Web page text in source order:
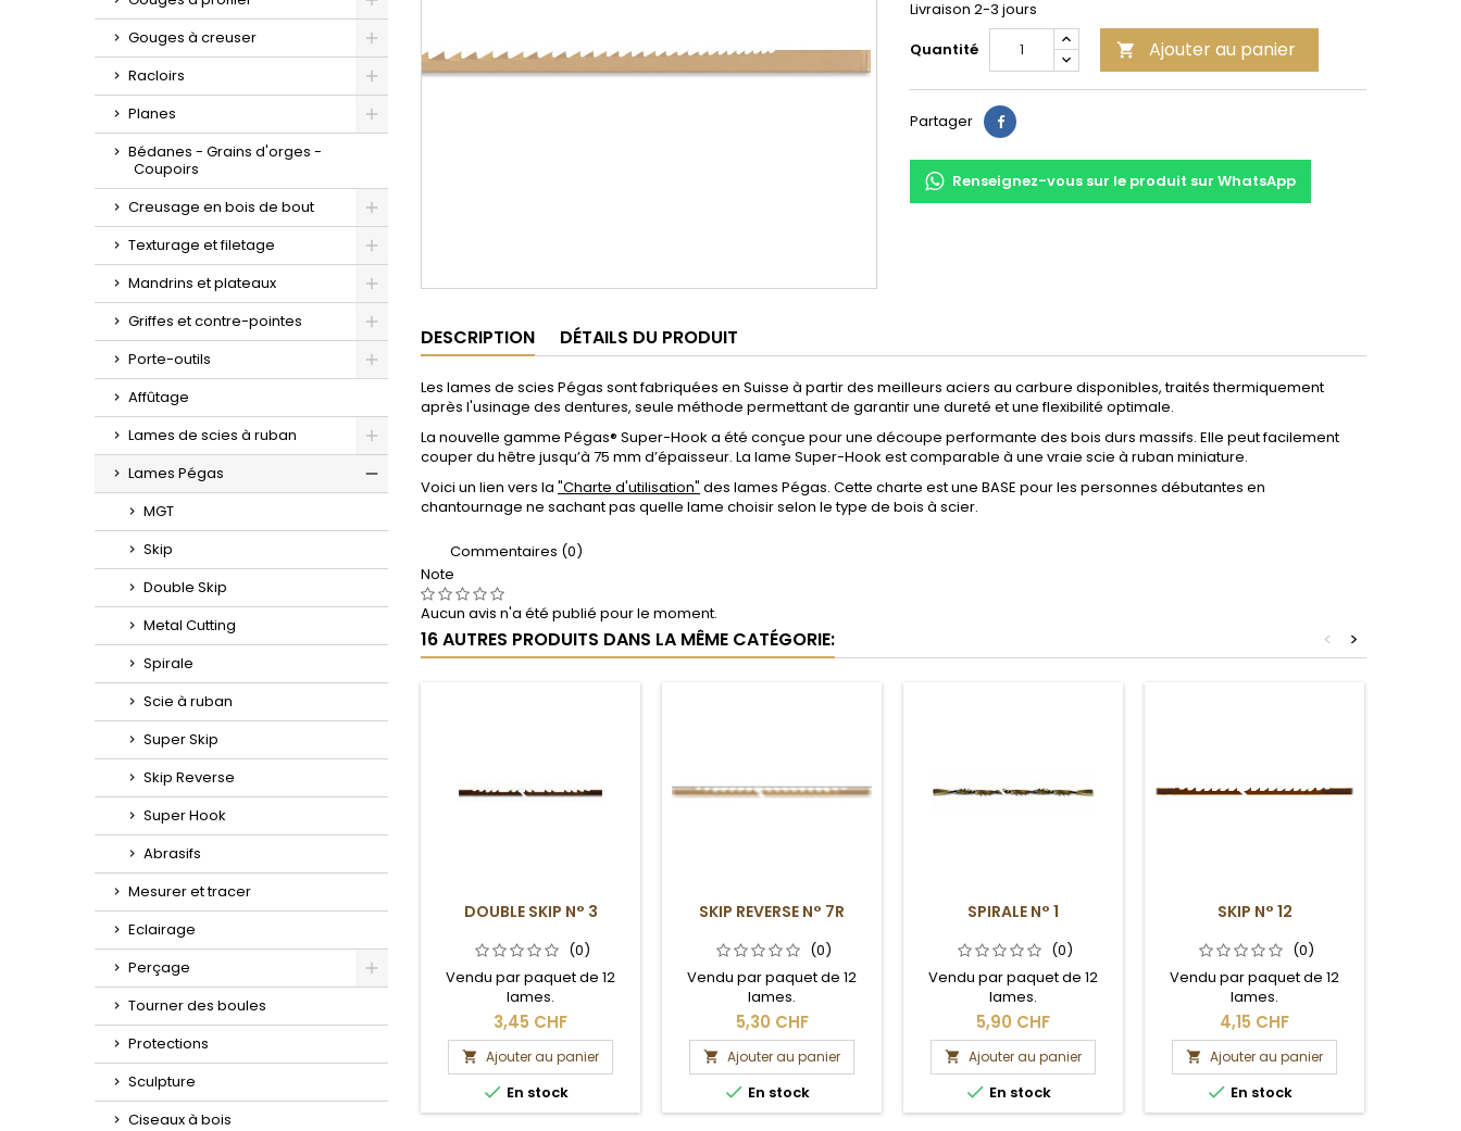
Gouges à creuser
Toggle
Racloirs
Planes
Bédanes - Grains d'orges -
Coupoirs
Creusage en bois de bout
Texturage et filetage
Mandrins et plateaux
Griffes et contre-pointes
Toggle
Porte-outils
Toggle
Affûtage
Lames de scies à ruban
Toggle
Lames Pégas
Toggle
MGT
Skip
Double Skip
Metal Cutting
Spirale
Scie à ruban
Super Skip
Skip Reverse
Super Hook
Abrasifs
Mesurer et tracer
Eclairage
Perçage
Tourner des boules
Protections
Sculpture
Ciseaux à bois
Livraison 2-3 jours
Quantité
 Ajouter au panier
Partager Partager
Renseignez-vous sur le produit sur WhatsApp
DESCRIPTION DÉTAILS DU PRODUIT
Les lames de scies Pégas sont fabriquées en Suisse à partir des meilleurs aciers au carbure disponibles, traités thermiquement
après l'usinage des dentures, seule méthode permettant de garantir une dureté et une flexibilité optimale.
La nouvelle gamme Pégas® Super-Hook a été conçue pour une découpe performante des bois durs massifs. Elle peut facilement
couper du hêtre jusqu’à 75 mm d’épaisseur. La lame Super-Hook est comparable à une vraie scie à ruban miniature.
Voici un lien vers la "Charte d'utilisation" des lames Pégas. Cette charte est une BASE pour les personnes débutantes en
chantournage ne sachant pas quelle lame choisir selon le type de bois à scier.
Commentaires (0)
Note
Aucun avis n'a été publié pour le moment.
16 AUTRES PRODUITS DANS LA MÊME CATÉGORIE: >
<
DOUBLE SKIP N° 3
(0)
Vendu par paquet de 12
lames.
3,45 CHF
 Ajouter au panier
 En stock
SKIP REVERSE N° 7R
(0)
Vendu par paquet de 12
lames.
5,30 CHF
 Ajouter au panier
 En stock
SPIRALE N° 1
(0)
Vendu par paquet de 12
lames.
5,90 CHF
 Ajouter au panier
 En stock
SKIP N° 12
(0)
Vendu par paquet de 12
lames.
4,15 CHF
 Ajouter au panier
 En stock